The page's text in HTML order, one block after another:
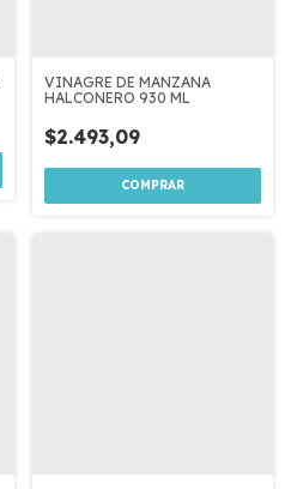
VINAGRE DE MANZANA
HALCONERO 930 ML
$2.493,09